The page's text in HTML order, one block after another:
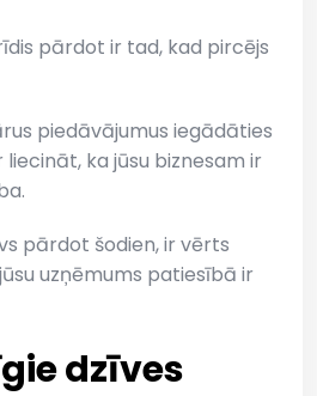
pārdot ir tad, kad pircējs
piedāvājumus iegādāties
ka jūsu biznesam ir
pārdot šodien, ir vērts
uzņēmums patiesībā ir
dzīves